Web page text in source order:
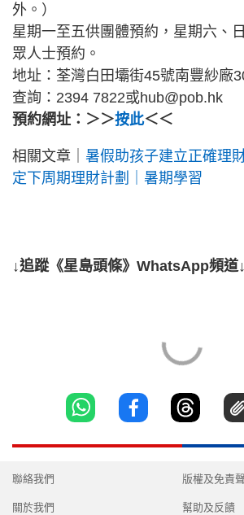
外。）
星期一至五供團體預約，星期六、
眾人士預約。
地址：荃灣白田壩街45號南豐紗廠
查詢：2394 7822或hub@pob.hk
預約網址：＞＞按此＜＜
相關文章｜ 暑假助孩子建立正確理
定下周期理財計劃｜暑期學習
↓追蹤《星島頭條》WhatsApp頻道↓
聯絡我們
關於我們
版權及免責
幫助及反饋